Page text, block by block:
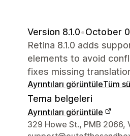
Version 8.1.0•October
Retina 8.1.0 adds
elements to avoid
fixes missing
Ayrıntıları görüntüleTüm
Tema belgeleri
Ayrıntıları görüntüle
Tasarımcı iletişim bilgileri
329 Howe St., PMB 2066,